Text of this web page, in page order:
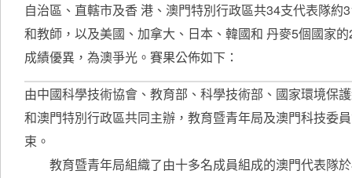
自治區、直轄市及香 港、澳門特別行政區共34支代表隊
和教師，以及美國、加拿大、日本、韓國和 丹麥5個國家
成績優異，為澳爭光。賽果公佈如下：
由中國科學技術協會、教育部、科學技術部、國家環境保
和澳門特別行政區共同主辦，教育暨青年局及澳門科技委
束。
教育暨青年局組織了由十多名成員組成的澳門代表隊